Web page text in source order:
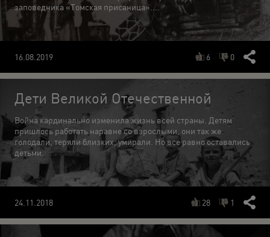
заповедника «Томская присаница»....
16.08.2019 6 0
Дети Великой Отечественной
Война кардинально изменила жизнь всей страны. Детям
пришлось работать наравне со взрослыми, они так же
голодали, теряли близких, умирали. Но все равно оставались
детьми.
24.11.2018 28 1